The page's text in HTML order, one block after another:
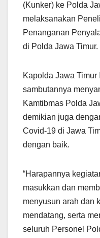
(Kunker) ke Polda
melaksanakan
Penanganan
di Polda Jawa Timur.
Kapolda Jawa
sambutannya
Kamtibmas Polda
demikian juga
Covid-19 di Jawa
dengan baik.
“Harapannya
masukkan dan
menyusun arah dan
mendatang, serta
seluruh Personel